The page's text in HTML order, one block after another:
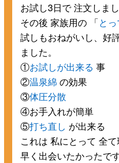
お試し3日で 注文しまし
その後 家族用の 「と
試しもおねがいし、好
ました。
①お試しが出来る 事
②温泉綿 の効果
③体圧分散
④お手入れが簡単
⑤打ち直し が出来る
これは 私にとって 全
早く出会いたかったです